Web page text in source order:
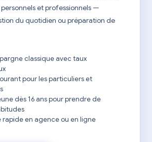
et professionnels —
du quotidien ou préparation de
classique avec taux
pour les particuliers et
dès 16 ans pour prendre de
rapide en agence ou en ligne